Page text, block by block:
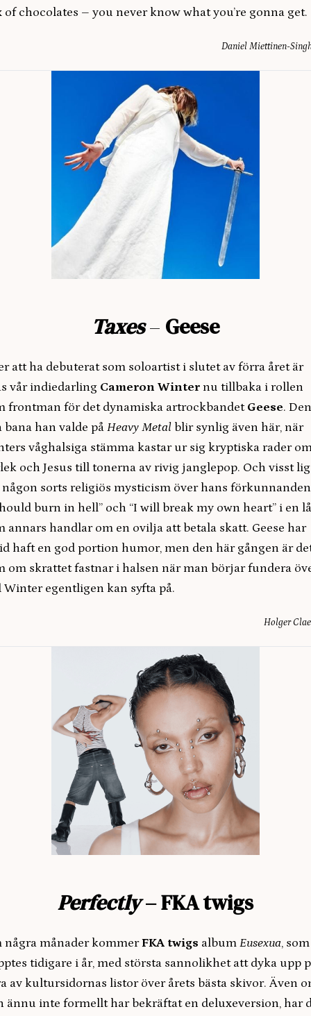
of chocolates – you never know what you’re gonna get.
Daniel Miettinen-
Taxes– Geese
att ha debuterat som soloartist i slutet av förra året är
vår indiedarling Cameron Winter nu tillbaka i rollen
frontman för det dynamiska artrockbandet Geese. Den
bana han valde på Heavy Metal blir synlig även här, när
våghalsiga stämma kastar ur sig kryptiska rader
och Jesus till tonerna av rivig janglepop. Och visst
någon sorts religiös mysticism över hans
burn in hell” och “I will break my own heart” i en
annars handlar om en ovilja att betala skatt. Geese har
haft en god portion humor, men den här gången är
om skrattet fastnar i halsen när man börjar fundera
Winter egentligen kan syfta på.
Holger
Perfectly– FKA twigs
några månader kommerFKA twigs album Eusexua, som
tidigare i år, med största sannolikhet att dyka upp
av kultursidornas listor över årets bästa skivor. Även
ännu inte formellt har bekräftat en deluxeversion, har